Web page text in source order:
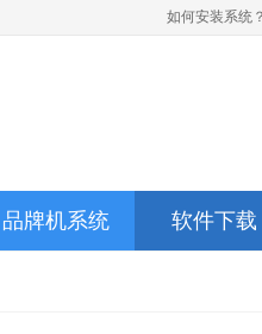
如何安装系统？
品牌机系统 软件下载